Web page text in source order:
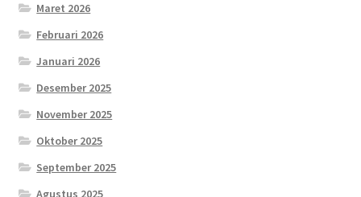
Maret 2026
Februari 2026
Januari 2026
Desember 2025
November 2025
Oktober 2025
September 2025
Agustus 2025